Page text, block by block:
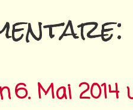
6. Mai 2014